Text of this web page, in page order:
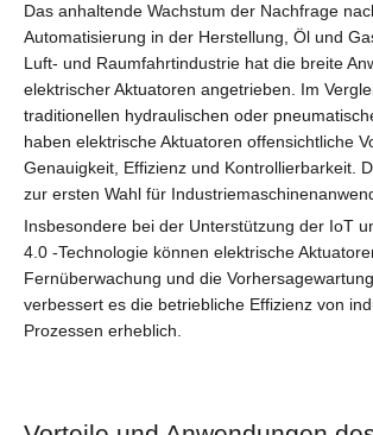
Das anhaltende Wachstum der Nachfrage
Automatisierung in der Herstellung, Öl und
Luft- und Raumfahrtindustrie hat die breite
elektrischer Aktuatoren angetrieben. Im
traditionellen hydraulischen oder
haben elektrische Aktuatoren offensichtliche
Genauigkeit, Effizienz und Kontrollierbarkeit.
zur ersten Wahl für
Insbesondere bei der Unterstützung der IoT
4.0 -Technologie können elektrische
Fernüberwachung und die
verbessert es die betriebliche Effizienz von
Prozessen erheblich.